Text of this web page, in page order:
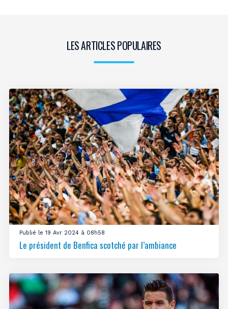
LES ARTICLES POPULAIRES
Publié le 19 Avr 2024 à 08h58
Le président de Benfica scotché par l’ambiance